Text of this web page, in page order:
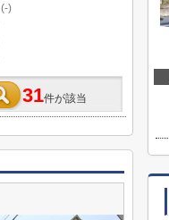
(-)
31件が該当